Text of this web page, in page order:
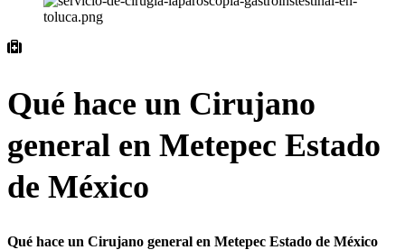
Qué hace un Cirujano
general en Metepec Estado
de México
Qué hace un Cirujano general en Metepec Estado de México